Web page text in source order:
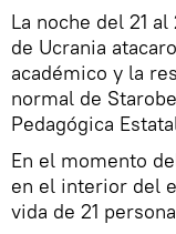
La noche del 21
de Ucrania
académico y la
normal de
Pedagógica
En el momento
en el interior del
vida de 21